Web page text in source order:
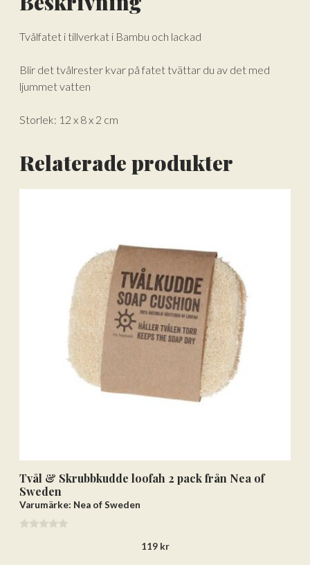
Tvålfatet i tillverkat i Bambu och lackad
Blir det tvålrester kvar på fatet tvättar du av det med
ljummet vatten
Storlek: 12 x 8 x 2 cm
Relaterade produkter
Tvål & Skrubbkudde loofah 2 pack från Nea of
Sweden
Varumärke: Nea of Sweden
119 kr